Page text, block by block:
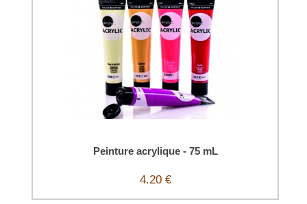
Peinture acrylique - 75 mL
4.20 €